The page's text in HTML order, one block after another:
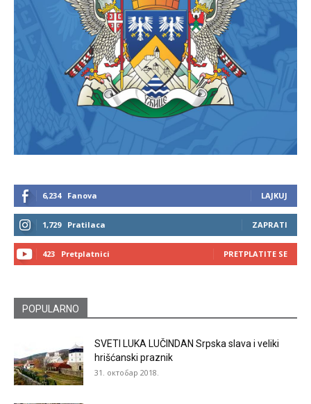
6,234 Fanova LAJKUJ
1,729 Pratilaca ZAPRATI
423 Pretplatnici PRETPLATITE SE
POPULARNO
SVETI LUKA LUČINDAN Srpska slava i veliki
hrišćanski praznik
31. октобар 2018.